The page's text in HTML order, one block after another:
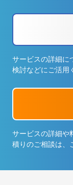
サービスの詳細に
検討などにご活用
サービスの詳細や
積りのご相談は、